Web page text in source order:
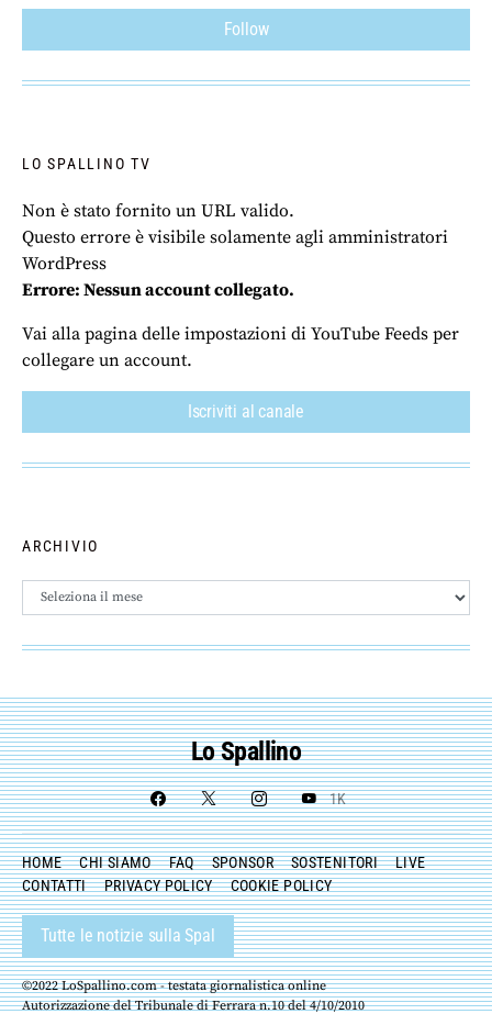
Follow
LO SPALLINO TV
Non è stato fornito un URL valido.
Questo errore è visibile solamente agli amministratori
WordPress
Errore: Nessun account collegato.
Vai alla pagina delle impostazioni di YouTube Feeds per
collegare un account.
Iscriviti al canale
ARCHIVIO
Archivio
Lo Spallino
1K
HOME CHI SIAMO FAQ SPONSOR SOSTENITORI
LIVE
CONTATTI
PRIVACY POLICY COOKIE POLICY
Tutte le notizie sulla Spal
©2022 LoSpallino.com - testata giornalistica online
Autorizzazione del Tribunale di Ferrara n.10 del 4/10/2010